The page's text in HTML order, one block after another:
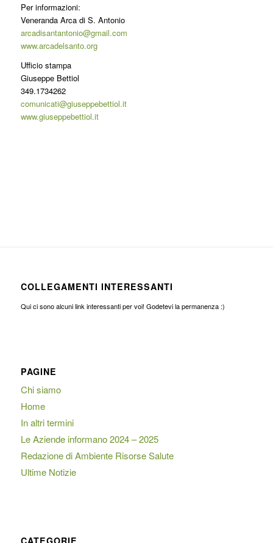
Per informazioni:
Veneranda Arca di S. Antonio
arcadisantantonio@gmail.com
www.arcadelsanto.org
Ufficio stampa
Giuseppe Bettiol
349.1734262
comunicati@giuseppebettiol.it
www.giuseppebettiol.it
COLLEGAMENTI INTERESSANTI
Qui ci sono alcuni link interessanti per voi! Godetevi la permanenza :)
PAGINE
Chi siamo
Home
In altri termini
Le Aziende informano 2024 – 2025
Redazione di Ambiente Risorse Salute
Ultime Notizie